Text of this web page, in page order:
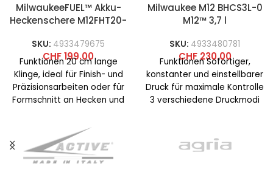
MilwaukeeFUEL™ Akku-
Heckenschere M12FHT20-
SKU: 4933479675
CHF199.00
Funktionen 20 cm lange
Klinge, ideal für Finish- und
Präzisionsarbeiten oder für
Formschnitt an Hecken und
Schnittleistung 12,5
Milwaukee M12 BHCS3L-0
M12™ 3,7 l
e
SKU: 4933480781
CHF230.00
Funktionen Sofortiger,
konstanter und einstellbarer
Druck für maximale Kontrolle
3 verschiedene Druckmodi
diffuses und Fernsprühen